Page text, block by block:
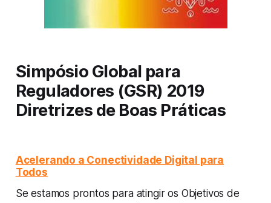
Simpósio Global para
Reguladores (GSR) 2019
Diretrizes de Boas Práticas
Acelerando a Conectividade Digital para
Todos
Se estamos prontos para atingir os Objetivos de